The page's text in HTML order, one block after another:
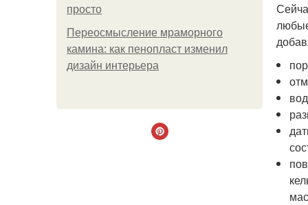
просто
Переосмысление мраморного
камина: как пенопласт изменил
дизайн интерьера